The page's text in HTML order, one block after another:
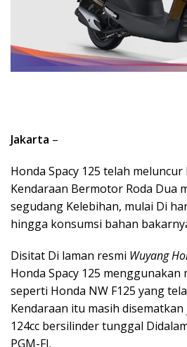
Jakarta –
Honda Spacy 125 telah meluncur
Kendaraan Bermotor Roda Dua
segudang Kelebihan, mulai Di
hingga konsumsi bahan
Disitat Di laman resmi Wuyang
Honda Spacy 125 menggunakan
seperti Honda NW F125 yang
Kendaraan itu masih
124cc bersilinder tunggal
PGM-FI.